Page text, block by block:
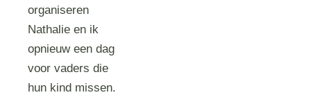
organiseren
Nathalie en ik
opnieuw een dag
voor vaders die
hun kind missen.